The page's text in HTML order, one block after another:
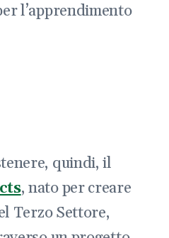
l’apprendimento
quindi, il
, nato per creare
Terzo Settore,